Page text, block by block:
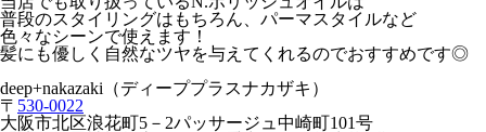
普段のスタイリングはもちろん、パーマスタイルなど
色々なシーンで使えます！
髪にも優しく自然なツヤを与えてくれるのでおすすめです◎
deep+nakazaki （ディーププラスナカザキ）
〒 530-0022
大阪市北区浪花町5 － 2パッサージュ中崎町101号